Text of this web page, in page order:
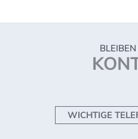
WICHTIGE